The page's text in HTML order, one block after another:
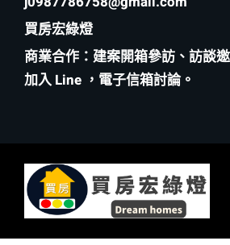
買房宏綠燈
商業合作 ：建案開箱參訪、訪談
加入 Line ，電子信箱討論。